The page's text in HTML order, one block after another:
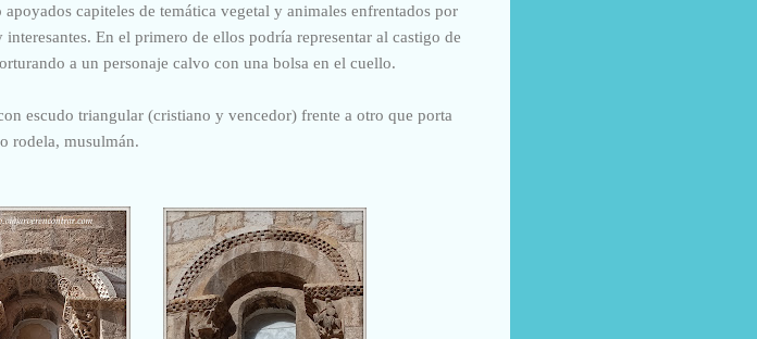
capiteles de temática vegetal y animales enfrentados por
En el primero de ellos podría representar al castigo de
a un personaje calvo con una bolsa en el cuello.
escudo triangular (cristiano y vencedor) frente a otro que porta
rodela, musulmán.